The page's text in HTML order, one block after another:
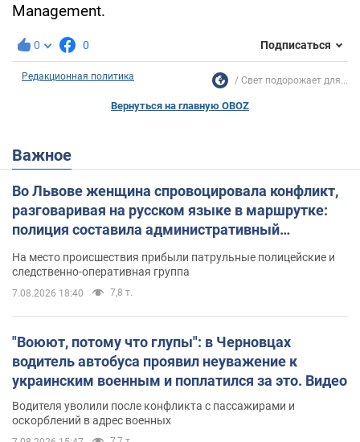
Management.
0 0 Подписаться
Редакционная политика Свет подорожает для...
Вернуться на главную OBOZ
Важное
Во Львове женщина спровоцировала конфликт,
разговаривая на русском языке в маршрутке:
полиция составила административный
На место происшествия прибыли патрульные полицейские и
следственно-оперативная группа
7.08.2026 18:40 7,8 т.
"Воюют, потому что глупы": в Черновцах
водитель автобуса проявил неуважение к
украинским военным и поплатился за это. Видео
Водителя уволили после конфликта с пассажирами и
оскорблений в адрес военных